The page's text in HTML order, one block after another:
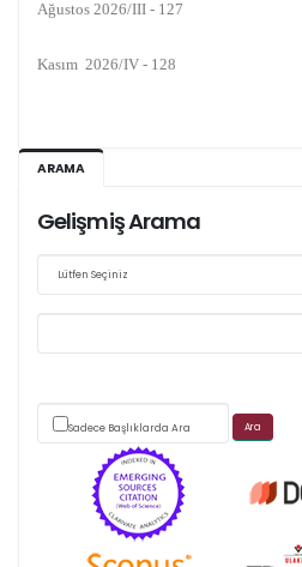
Kasım 2026/IV - 128
makale takip sistemimiz ağırlıklı olarak
APC ödemesi
Öndenetimden geçen
makaleler için, 100 Avro
ARAMA
Gelişmiş Arama
Sadece Başlıklarda Ara